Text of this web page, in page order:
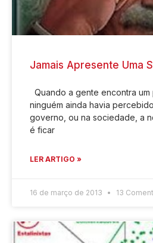
Jamais Apresente Uma
Quando a gente encontra
ninguém ainda havia
governo, ou na sociedade, a
é ficar
LER ARTIGO »
16 de março de 2013 13